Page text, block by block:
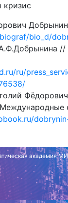
кризис
bio_d/
ru/
2023 г.
академия